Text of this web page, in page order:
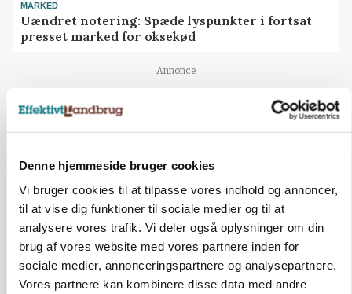
Denne hjemmeside bruger cookies
Vi bruger cookies til at tilpasse vores indhold og annoncer,
til at vise dig funktioner til sociale medier og til at
analysere vores trafik. Vi deler også oplysninger om din
brug af vores website med vores partnere inden for
sociale medier, annonceringspartnere og analysepartnere.
Vores partnere kan kombinere disse data med andre
MARKED
Uændret notering: Spæde lyspunkter i fortsat
presset marked for oksekød
Annonce
ULVE